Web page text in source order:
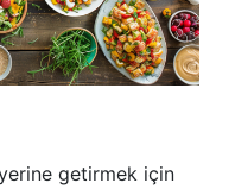
getirmek için